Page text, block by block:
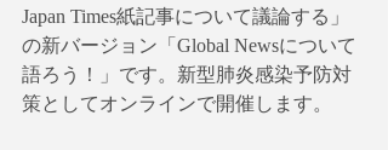
Japan Times紙記事について議論する」
の新バージョン「Global Newsについて
語ろう！」です。新型肺炎感染予防対
策としてオンラインで開催します。